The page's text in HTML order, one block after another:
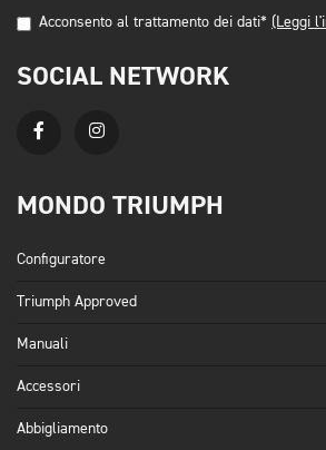
Acconsento al trattamento dei dati* (Leggi
SOCIAL NETWORK
MONDO TRIUMPH
Configuratore
Triumph Approved
Manuali
Accessori
Abbigliamento